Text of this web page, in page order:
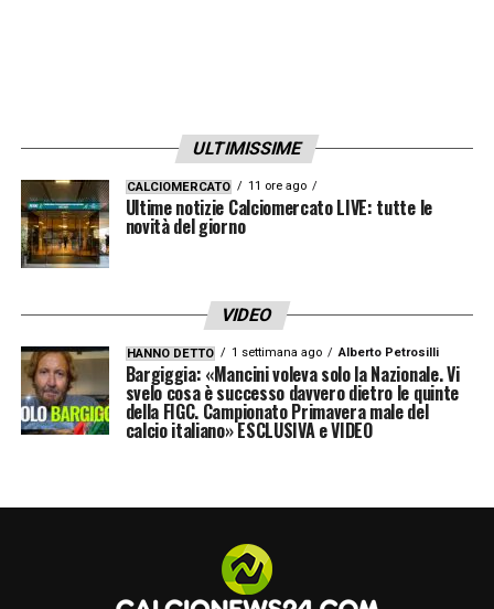
ULTIMISSIME
CALCIOMERCATO 11 ore ago
Ultime notizie Calciomercato LIVE: tutte le
novità del giorno
VIDEO
HANNO DETTO 1 settimana ago Alberto Petrosilli
Bargiggia: «Mancini voleva solo la Nazionale. Vi
svelo cosa è successo davvero dietro le quinte
della FIGC. Campionato Primavera male del
calcio italiano» ESCLUSIVA e VIDEO